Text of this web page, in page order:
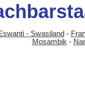
- Swasiland -
Mosambik -